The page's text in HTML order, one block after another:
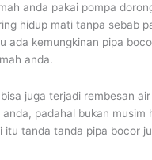
anda pakai pompa
hidup mati tanpa sebab
ada kemungkinan pipa
anda.
juga terjadi rembesan
padahal bukan musim
itu tanda tanda pipa bocor